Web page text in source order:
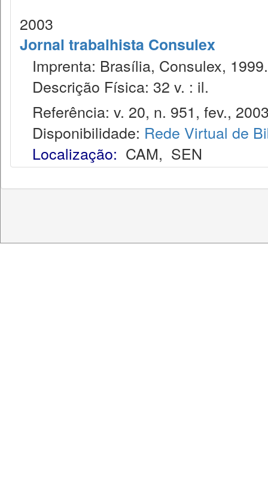
2003
Jornal trabalhista Consulex
Imprenta: Brasília, Consulex, 1999.
Descrição Física: 32 v. : il.
Referência: v. 20, n. 951, fev.,
Disponibilidade: Rede Virtual de
Localização: CAM, SEN